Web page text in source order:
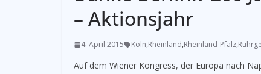
– Aktionsjahr
4. April 2015 Köln,Rheinland,Rheinland-Pfalz,
Auf dem Wiener Kongress, der Europa nach